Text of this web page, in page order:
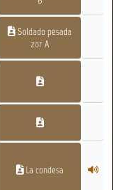
Soldado pesada
zor A
La condesa